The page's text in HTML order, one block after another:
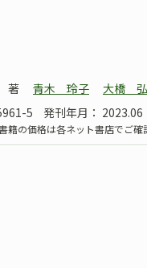
著 青木 玲子
大橋 弘
5
発刊年月： 2023.06
書籍の価格は各ネット書店でご